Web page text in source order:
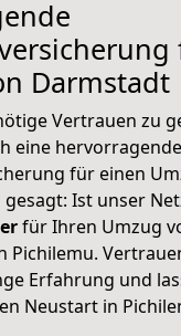
Darmstadt
Vertrauen zu
eine hervorragende
für einen
gesagt: Ist unser
für Ihren Umzug
Pichilemu.
Erfahrung und
Neustart in